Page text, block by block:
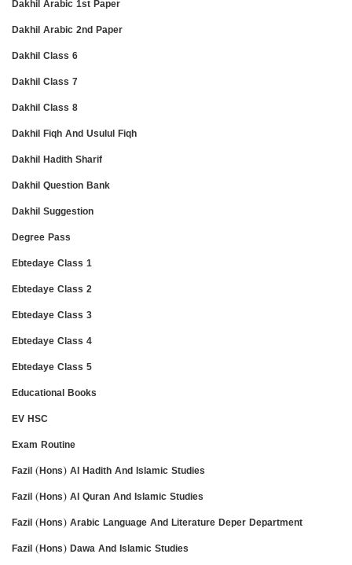
Dakhil Arabic 1st Paper
Dakhil Arabic 2nd Paper
Dakhil Class 6
Dakhil Class 7
Dakhil Class 8
Dakhil Fiqh And Usulul Fiqh
Dakhil Hadith Sharif
Dakhil Question Bank
Dakhil Suggestion
Degree Pass
Ebtedaye Class 1
Ebtedaye Class 2
Ebtedaye Class 3
Ebtedaye Class 4
Ebtedaye Class 5
Educational Books
EV HSC
Exam Routine
Fazil (Hons) Al Hadith And Islamic Studies
Fazil (Hons) Al Quran And Islamic Studies
Fazil (Hons) Arabic Language And Literature Deper Department
Fazil (Hons) Dawa And Islamic Studies